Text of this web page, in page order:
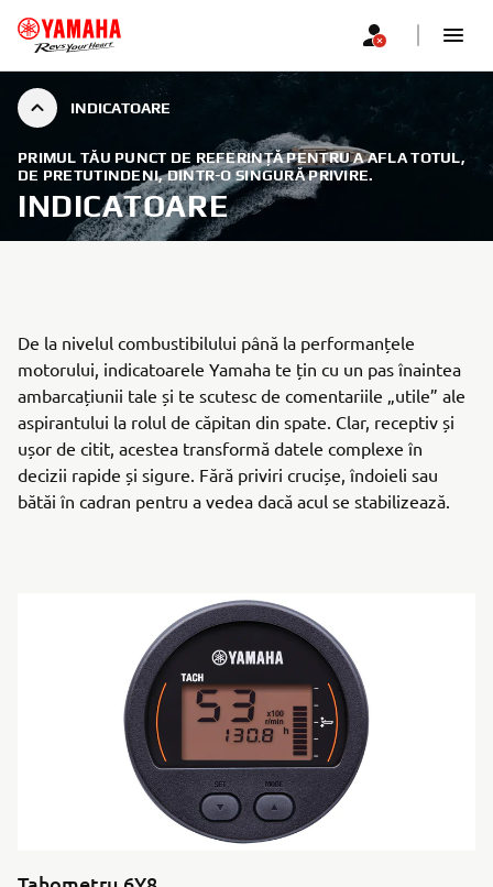
INDICATOARE
PRIMUL TĂU PUNCT DE REFERINȚĂ PENTRU A AFLA TOTUL,
DE PRETUTINDENI, DINTR-O SINGURĂ PRIVIRE.
INDICATOARE
De la nivelul combustibilului până la performanțele
motorului, indicatoarele Yamaha te țin cu un pas înaintea
ambarcațiunii tale și te scutesc de comentariile „utile” ale
aspirantului la rolul de căpitan din spate. Clar, receptiv și
ușor de citit, acestea transformă datele complexe în
decizii rapide și sigure. Fără priviri crucișe, îndoieli sau
bătăi în cadran pentru a vedea dacă acul se stabilizează.